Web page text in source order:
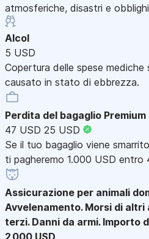
atmosferiche, disastri e
Alcol
5 USD
Copertura delle spese
causato in stato di ebbrezza.
Perdita del bagaglio Premium
47 USD 25 USD
Se il tuo bagaglio viene
ti pagheremo 1.000 USD entro
Assicurazione per animali
Avvelenamento. Morsi di altri
terzi. Danni da armi. Importo
2 000 USD